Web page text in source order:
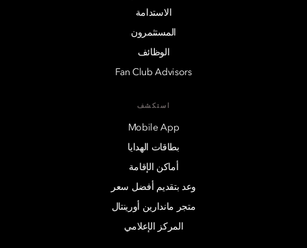
الاستدامة
المستثمرون
الوظائف
Fan Club Advisors
استكشف
Mobile App
بطاقات الهدايا
أماكن الإقامة
وعد بتقديم أفضل سعر
متجر ماندارين أورينتال
المركز الإعلامي